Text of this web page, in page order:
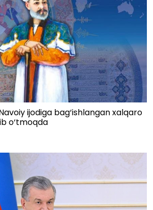
ijodiga bag‘ishlangan xalqaro
o‘tmoqda